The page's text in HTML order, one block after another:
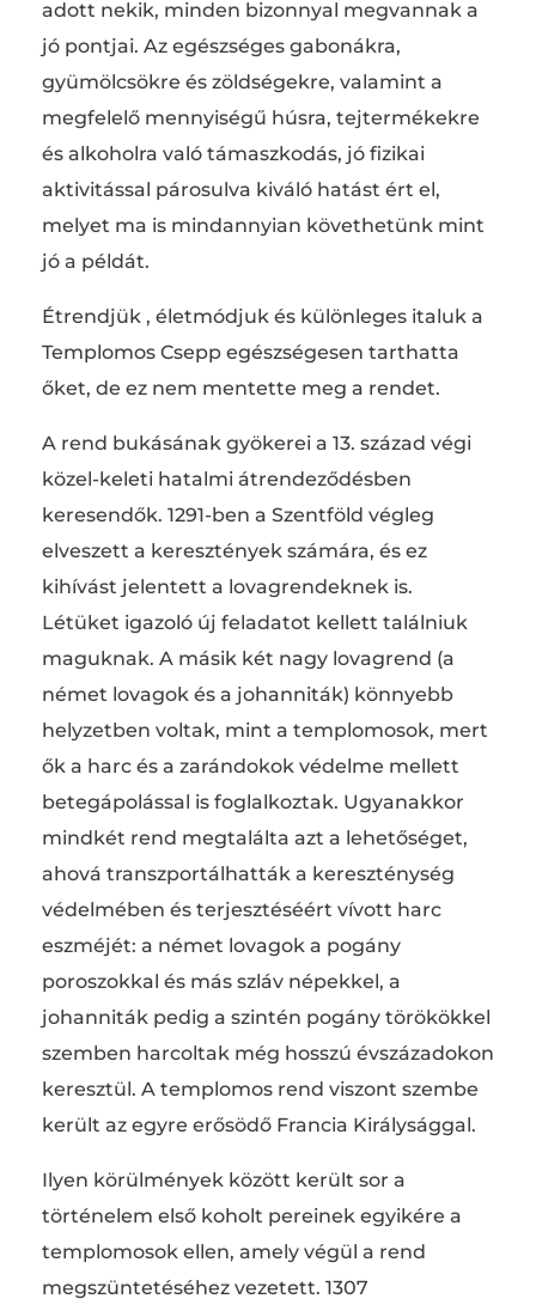
adott nekik, minden bizonnyal megvannak a
jó pontjai. Az egészséges gabonákra,
gyümölcsökre és zöldségekre, valamint a
megfelelő mennyiségű húsra, tejtermékekre
és alkoholra való támaszkodás, jó fizikai
aktivitással párosulva kiváló hatást ért el,
melyet ma is mindannyian követhetünk mint
jó a példát.
Étrendjük , életmódjuk és különleges italuk a
Templomos Csepp egészségesen tarthatta
őket, de ez nem mentette meg a rendet.
A rend bukásának gyökerei a 13. század végi
közel-keleti hatalmi átrendeződésben
keresendők. 1291-ben a Szentföld végleg
elveszett a keresztények számára, és ez
kihívást jelentett a lovagrendeknek is.
Létüket igazoló új feladatot kellett találniuk
maguknak. A másik két nagy lovagrend (a
német lovagok és a johanniták) könnyebb
helyzetben voltak, mint a templomosok, mert
ők a harc és a zarándokok védelme mellett
betegápolással is foglalkoztak. Ugyanakkor
mindkét rend megtalálta azt a lehetőséget,
ahová transzportálhatták a kereszténység
védelmében és terjesztéséért vívott harc
eszméjét: a német lovagok a pogány
poroszokkal és más szláv népekkel, a
johanniták pedig a szintén pogány törökökkel
szemben harcoltak még hosszú évszázadokon
keresztül. A templomos rend viszont szembe
került az egyre erősödő Francia Királysággal.
Ilyen körülmények között került sor a
történelem első koholt pereinek egyikére a
templomosok ellen, amely végül a rend
megszüntetéséhez vezetett. 1307